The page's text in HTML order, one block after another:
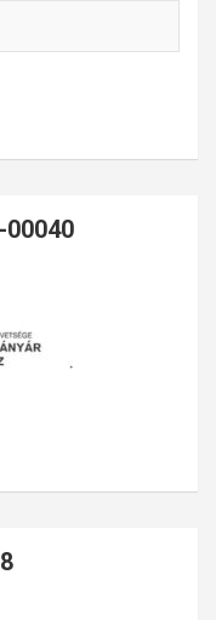
00040